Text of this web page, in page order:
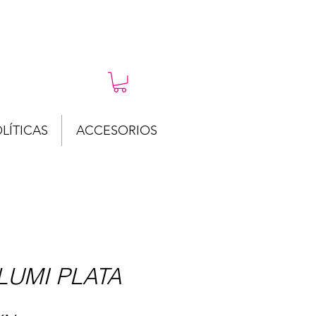
ACCESORIOS
PLATA